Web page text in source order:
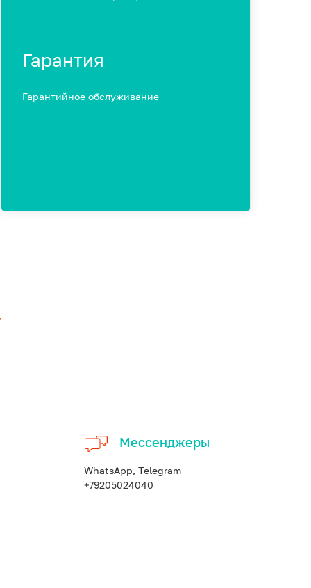
Гарантия
Гарантийное обслуживание
Мессенджеры
WhatsApp, Telegram
+79205024040